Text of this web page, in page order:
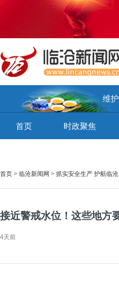
建设好美丽家园 维护
首页 时政聚焦
首页 > 临沧新闻网 > 抓实安全生产 护航临
接近警戒水位！这些地方
4天前